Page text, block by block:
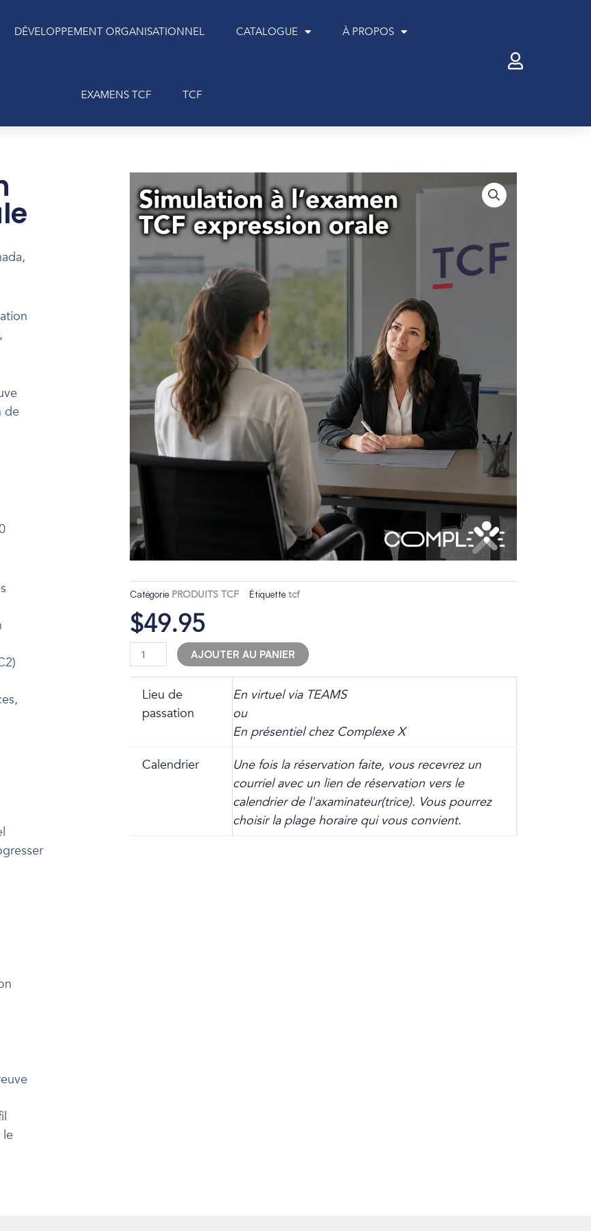
DÉVELOPPEMENT ORGANISATIONNEL CATALOGUE À PROPOS
EXAMENS TCF TCF
de
le
Catégorie PRODUITS TCF Étiquette tcf
$49.95
quantité
de
Simulation
Expression
orale
AJOUTER AU PANIER
Lieu de
passation
En virtuel via TEAMS
ou
En présentiel chez Complexe X
Calendrier
Une fois la réservation faite, vous recevrez un
courriel avec un lien de réservation vers le
calendrier de l'axaminateur(trice). Vous pourrez
choisir la plage horaire qui vous convient.